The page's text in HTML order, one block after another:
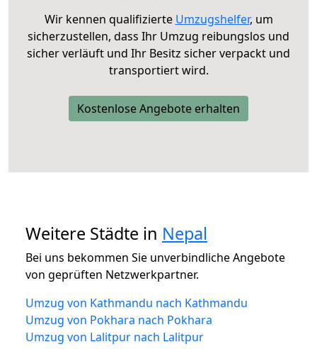
Wir kennen qualifizierte Umzugshelfer, um
sicherzustellen, dass Ihr Umzug reibungslos und
sicher verläuft und Ihr Besitz sicher verpackt und
transportiert wird.
Kostenlose Angebote erhalten
Weitere Städte in Nepal
Bei uns bekommen Sie unverbindliche Angebote
von geprüften Netzwerkpartner.
Umzug von Kathmandu nach Kathmandu
Umzug von Pokhara nach Pokhara
Umzug von Lalitpur nach Lalitpur